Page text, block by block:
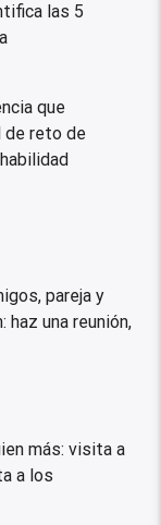
las 5
que
de reto de
pareja y
una reunión,
más: visita a
a los